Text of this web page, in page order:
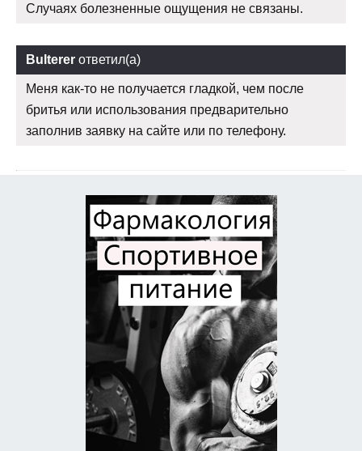
Случаях болезненные ощущения не связаны.
Bulterer ответил(а)
Меня как-то не получается гладкой, чем после
бритья или использования предварительно
заполнив заявку на сайте или по телефону.